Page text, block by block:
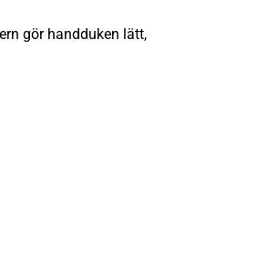
gör handduken lätt,